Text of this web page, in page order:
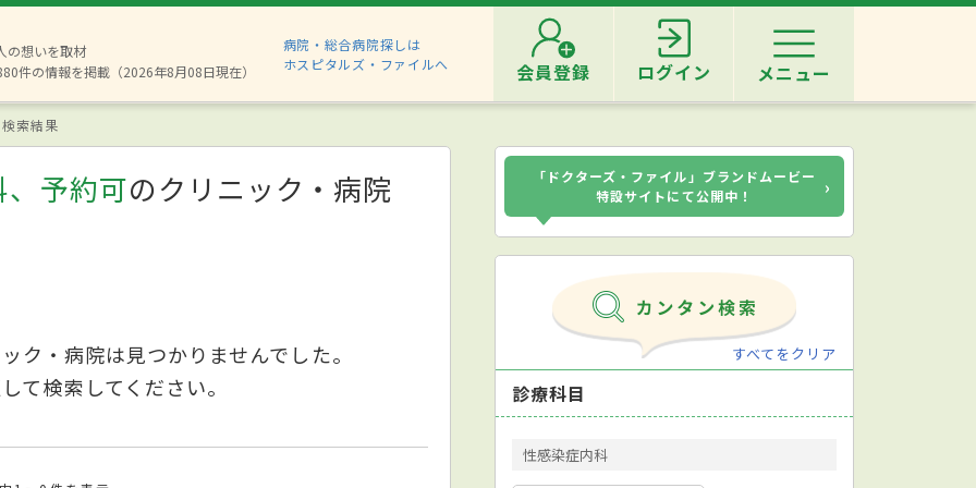
の想いを取材
件の情報を掲載（2026年8月08日現在）
病院・総合病院探しは
ホスピタルズ・ファイルへ
会員登録 ログイン メニュー
索結果
予約可のクリニック・病院
ク・病院は見つかりませんでした。
て検索してください。
「ドクターズ・ファイル」ブランドムービー
特設サイトにて公開中！
›
すべてをクリア
診療科目
性感染症内科